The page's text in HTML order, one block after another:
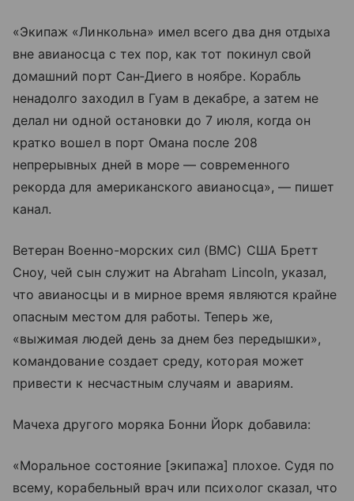
«Экипаж «Линкольна» имел всего два дня отдыха
вне авианосца с тех пор, как тот покинул свой
домашний порт Сан‑Диего в ноябре. Корабль
ненадолго заходил в Гуам в декабре, а затем не
делал ни одной остановки до 7 июля, когда он
кратко вошел в порт Омана после 208
непрерывных дней в море — современного
рекорда для американского авианосца», — пишет
канал.
Ветеран Военно-морских сил (ВМС) США Бретт
Сноу, чей сын служит на Abraham Lincoln, указал,
что авианосцы и в мирное время являются крайне
опасным местом для работы. Теперь же,
«выжимая людей день за днем без передышки»,
командование создает среду, которая может
привести к несчастным случаям и авариям.
Мачеха другого моряка Бонни Йорк добавила:
«Моральное состояние [экипажа] плохое. Судя по
всему, корабельный врач или психолог сказал, что